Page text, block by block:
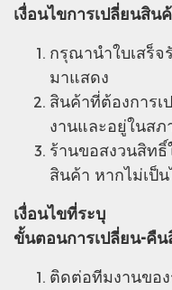
เงื่อนไขการเปลี่ยนสิน
กรุณานําใบเสร็จ
มาแสดง
สินค้าที่ต้องการเ
งานและอยู่ในสภ
ร้านขอสงวนสิทธิ์
สินค้า หากไม่เป็
เงื่อนไขที่ระบุ
ขั้นตอนการเปลี่ยน-คื
ติดต่อทีมงานของ